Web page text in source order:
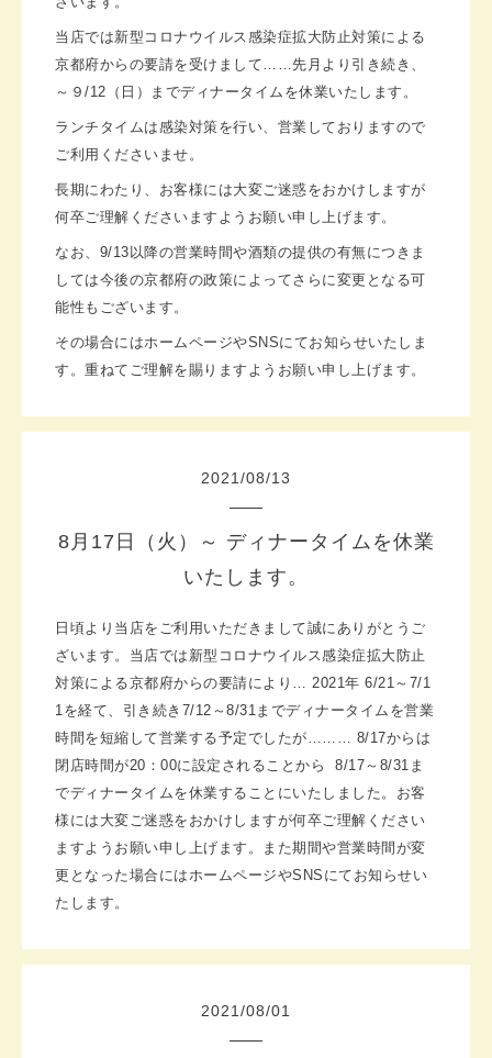
当店では新型コロナウイルス感染症拡大防止対策による
京都府からの要請を受けまして…… 先月より引き続き、
～９/12（日）までディナータイムを休業いたします。
ランチタイムは感染対策を行い、営業しておりますので
ご利用くださいませ。
長期にわたり、お客様には大変ご迷惑をおかけしますが
何卒ご理解くださいますようお願い申し上げます。
なお、9/13以降の営業時間や酒類の提供の有無につきま
しては今後の京都府の政策によってさらに 変更となる可
能性もございます。
その場合にはホームページやSNSにてお知らせいたしま
す。 重ねてご理解を賜りますようお願い申し上げます。
2021 /08/13
8月17日（火）～ ディナータイムを休業
いたします。
日頃より当店をご利用いただきまして誠にありがとうご
ざいます。 当店では新型コロナウイルス感染症拡大防止
対策による京都府からの要請により… 2021年 6/21～7/1
1を経て、引き続き7/12～8/31までディナータイムを営業
時間を短縮して営業する予定でしたが……… 8/17からは
閉店時間が20：00に設定されることから 8/17～8/31ま
でディナータイムを休業することにいたしました。 お客
様には大変ご迷惑をおかけしますが何卒ご理解ください
ますよう お願い申し上げます。
また期間や営業時間が変
更となった場合にはホームページやSNSにてお知らせい
たします。
2021 /08/01